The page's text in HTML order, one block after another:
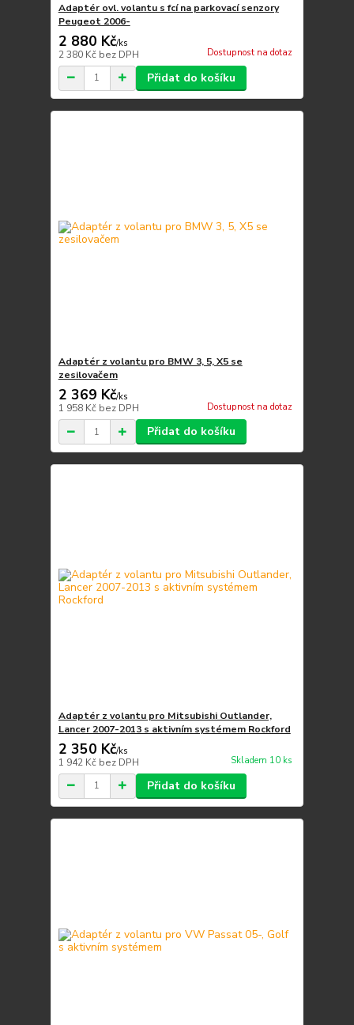
Adaptér ovl. volantu s fcí na parkovací senzory
Peugeot 2006-
2 880 Kč/ks
2 380 Kč bez DPH Dostupnost na dotaz
Přidat do košíku
Adaptér z volantu pro BMW 3, 5, X5 se
zesilovačem
2 369 Kč/ks
1 958 Kč bez DPH Dostupnost na dotaz
Přidat do košíku
Adaptér z volantu pro Mitsubishi Outlander,
Lancer 2007-2013 s aktivním systémem Rockford
2 350 Kč/ks
1 942 Kč bez DPH Skladem 10 ks
Přidat do košíku